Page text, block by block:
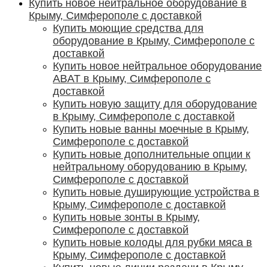
Купить новое нейтральное оборудование в
Крыму, Симферополе с доставкой
Купить моющие средства для
оборудование в Крыму, Симферополе с
доставкой
Купить новое нейтральное оборудование
ABAT в Крыму, Симферополе с
доставкой
Купить новую защиту для оборудование
в Крыму, Симферополе с доставкой
Купить новые ванны моечные в Крыму,
Симферополе с доставкой
Купить новые дополнительные опции к
нейтральному оборудованию в Крыму,
Симферополе с доставкой
Купить новые душирующие устройства в
Крыму, Симферополе с доставкой
Купить новые зонты в Крыму,
Симферополе с доставкой
Купить новые колоды для рубки мяса в
Крыму, Симферополе с доставкой